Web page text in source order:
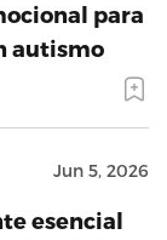
para
autismo
Jun 5, 2026
esencial